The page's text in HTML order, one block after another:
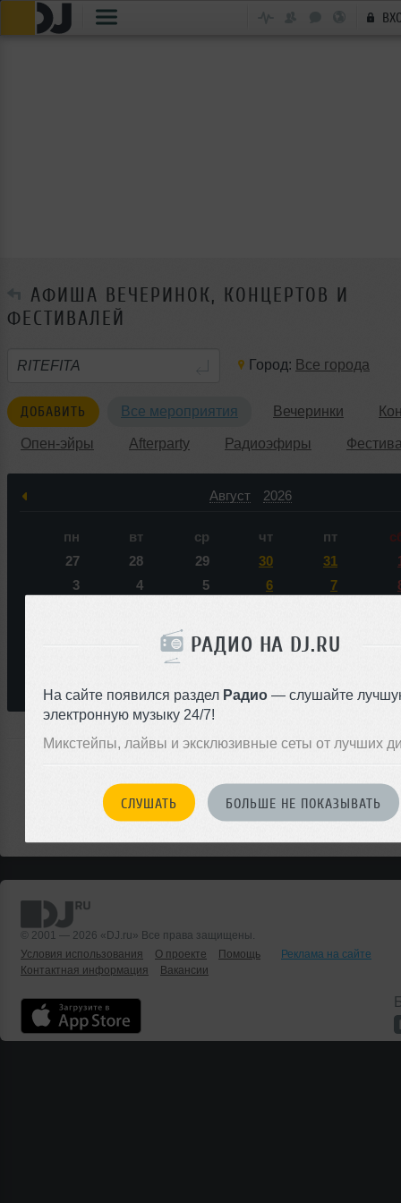
РАДИО НА DJ.RU
На сайте появился раздел Радио — слушайте
электронную музыку 24/7!
Микстейпы, лайвы и эксклюзивные сеты от лучших
СЛУШАТЬ БОЛЬШЕ НЕ ПОКАЗЫВАТЬ
АФИША ВЕЧЕРИНОК, КОНЦЕРТОВ И
ФЕСТИВАЛЕЙ
Город: Все города
ДОБАВИТЬ Все мероприятия Вечеринки
Опен-эйры Afterparty Радиоэфиры
Август 2026
пн вт ср чт пт
27
28 29 30 31
3
4 5 6 7
19 20 21
ближайшем будущем нас не ожидает.
Или мы о чем-то не знаем? ДОБАВИТЬ СОБЫТИЕ
© 2001 — 2026 «DJ.ru» Все права защищены.
Условия использования
О проекте Помощь
Реклама на сайте
Контактная информация
Вакансии